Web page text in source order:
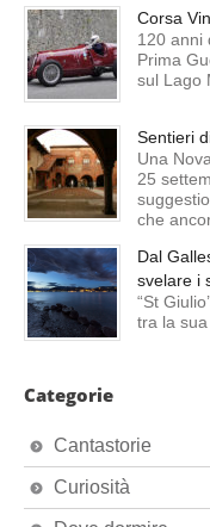
Corsa
120 anni
Prima
sul Lago
Sentieri
Una
25
che
Dal
svelare i
“St
tra la
Categorie
Cantastorie
Curiosità